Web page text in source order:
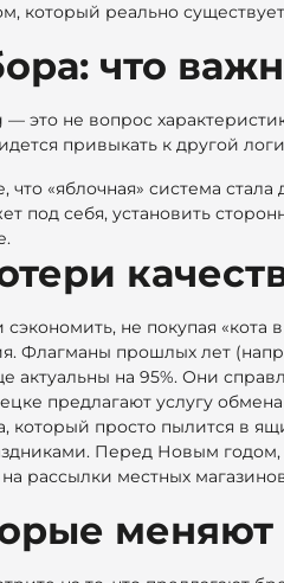
который реально
что
это не вопрос
привыкать к другой
что «яблочная» система
под себя, установить
не покупая «кота
Флагманы прошлых лет
актуальны на 95%. Они
предлагают услугу
который просто пылится в
Перед Новым
рассылки местных